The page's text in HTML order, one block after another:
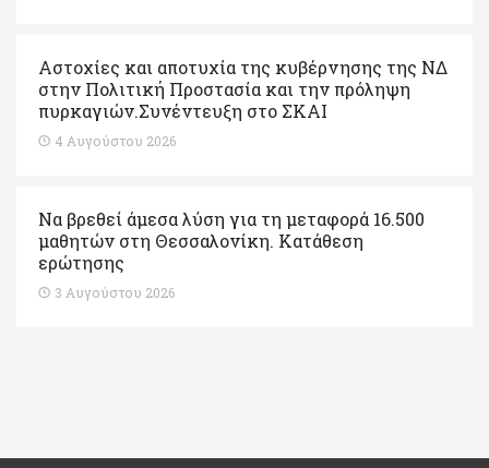
Αστοχίες και αποτυχία της κυβέρνησης της ΝΔ
στην Πολιτική Προστασία και την πρόληψη
πυρκαγιών.Συνέντευξη στο ΣΚΑΙ
4 Αυγούστου 2026
Να βρεθεί άμεσα λύση για τη μεταφορά 16.500
μαθητών στη Θεσσαλονίκη. Κατάθεση
ερώτησης
3 Αυγούστου 2026